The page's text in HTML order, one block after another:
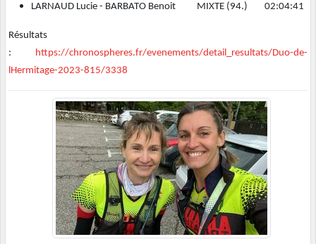
LARNAUD Lucie - BARBATO Benoit MIXTE (94.) 02:04:41
Résultats
:
https://chronospheres.fr/evenements/detail_resultats/Duo-de-
lHermitage-2023-815/3338